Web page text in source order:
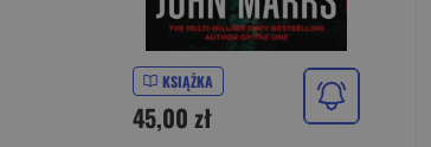
KSIĄŻKA
45,00 zł